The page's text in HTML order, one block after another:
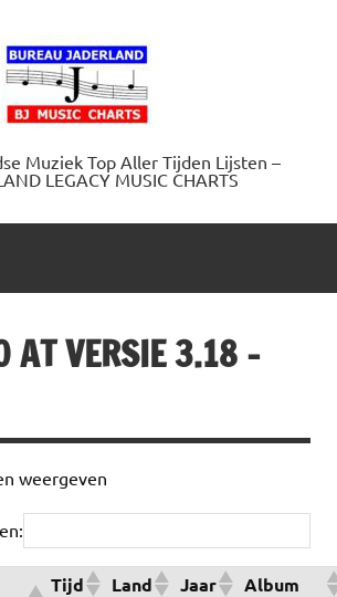
Muziek Top Aller Tijden Lijsten –
LEGACY MUSIC CHARTS
AT VERSIE 3.18 –
weergeven
Tijd Land Jaar Album